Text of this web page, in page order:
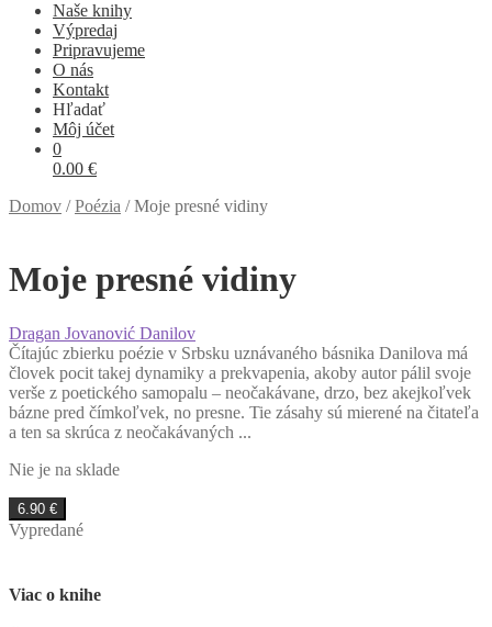
Naše knihy
Výpredaj
Pripravujeme
O nás
Kontakt
Hľadať
Môj účet
0
0.00 €
Domov /Poézia /Moje presné vidiny
Moje presné vidiny
Dragan Jovanović Danilov
Čítajúc zbierku poézie v Srbsku uznávaného básnika Danilova má
človek pocit takej dynamiky a prekvapenia, akoby autor pálil svoje
verše z poetického samopalu – neočakávane, drzo, bez akejkoľvek
bázne pred čímkoľvek, no presne. Tie zásahy sú mierené na čitateľa
a ten sa skrúca z neočakávaných ...
Nie je na sklade
6.90 €
Vypredané
Viac o knihe